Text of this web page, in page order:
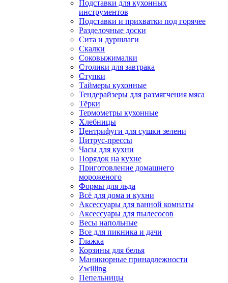
Подставки для кухонных
инструментов
Подставки и прихватки под горячее
Разделочные доски
Сита и дуршлаги
Скалки
Соковыжималки
Столики для завтрака
Ступки
Таймеры кухонные
Тендерайзеры для размягчения мяса
Тёрки
Термометры кухонные
Хлебницы
Центрифуги для сушки зелени
Цитрус-прессы
Часы для кухни
Порядок на кухне
Приготовление домашнего
мороженого
Формы для льда
Всё для дома и кухни
Аксессуары для ванной комнаты
Аксессуары для пылесосов
Весы напольные
Все для пикника и дачи
Глажка
Корзины для белья
Маникюрные принадлежности
Zwilling
Пепельницы